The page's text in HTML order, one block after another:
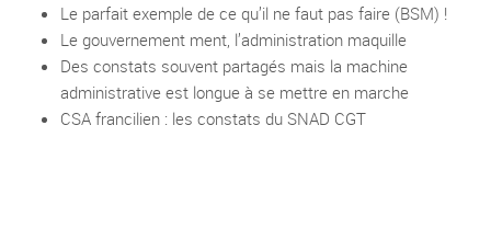
Le parfait exemple de ce qu’il ne faut pas faire (BSM) !
Le gouvernement ment, l’administration maquille
Des constats souvent partagés mais la machine
administrative est longue à se mettre en marche
CSA francilien : les constats du SNAD CGT